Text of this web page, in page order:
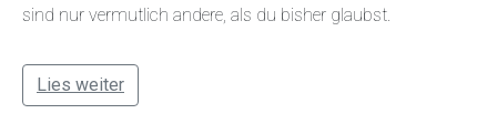
sind nur vermutlich andere, als du bisher glaubst.
Lies weiter